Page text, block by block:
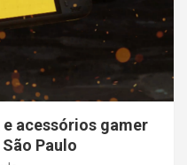
e acessórios gamer
Paulo